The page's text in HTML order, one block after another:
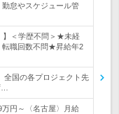
怠やスケジュール管
】＜学歴不問＞★未経
職回数不問★昇給年2
全国の各プロジェクト先
万円～〈名古屋〉月給